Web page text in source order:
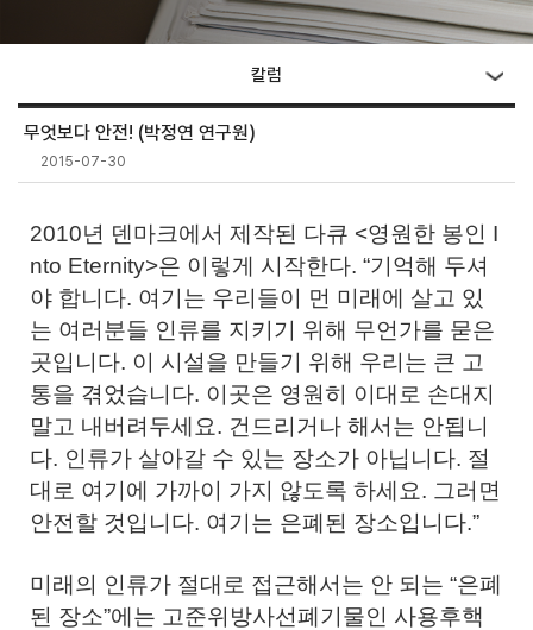
칼럼
무엇보다 안전! (박정연 연구원)
2015-07-30
2010년 덴마크에서 제작된 다큐 <영원한 봉인 I
nto Eternity>은 이렇게 시작한다. “기억해 두셔
야 합니다. 여기는 우리들이 먼 미래에 살고 있
는 여러분들 인류를 지키기 위해 무언가를 묻은
곳입니다. 이 시설을 만들기 위해 우리는 큰 고
통을 겪었습니다. 이곳은 영원히 이대로 손대지
말고 내버려두세요. 건드리거나 해서는 안됩니
다. 인류가 살아갈 수 있는 장소가 아닙니다. 절
대로 여기에 가까이 가지 않도록 하세요. 그러면
안전할 것입니다. 여기는 은폐된 장소입니다.”
미래의 인류가 절대로 접근해서는 안 되는 “은폐
된 장소”에는 고준위방사선폐기물인 사용후핵